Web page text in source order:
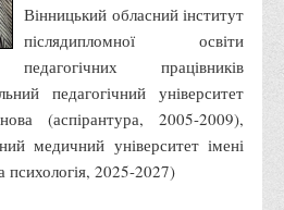
Вінницький обласний інститут
післядипломної освіти
педагогічних працівників
педагогічний університет
(аспірантура, 2005-2009),
медичний університет імені
психологія, 2025-2027)